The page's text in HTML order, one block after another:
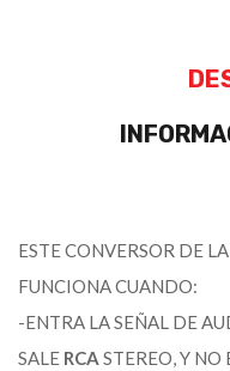
ESTE CONVERSOR DE
FUNCIONA CUANDO:
-ENTRA LA SEÑAL DE
SALE RCA STEREO, Y